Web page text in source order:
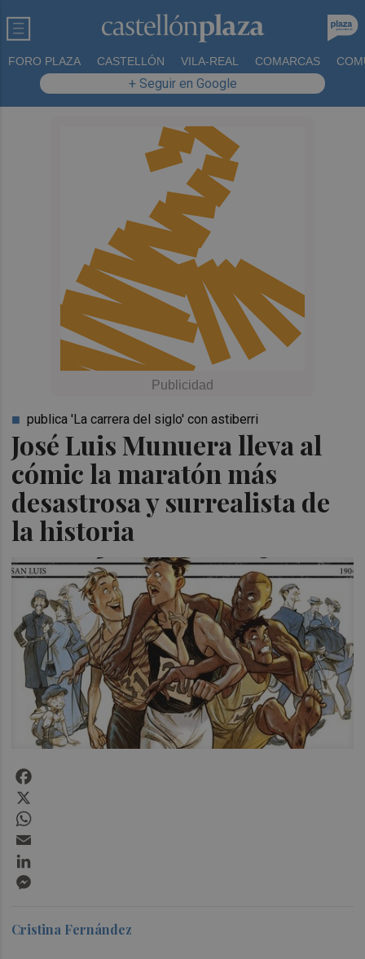
FORO PLAZA CASTELLÓN VILA-REAL COMARCAS
+ Seguir en Google
José Luis Munuera lleva al
cómic la maratón más
desastrosa y surrealista de
la historia
publica 'La carrera del siglo' con astiberri
Cristina Fernández